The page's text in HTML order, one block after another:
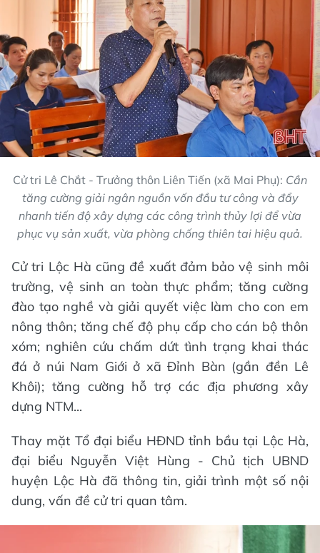
Cử tri Lê Chắt - Trưởng thôn Liên Tiến (xã Mai Phụ): Cần
tăng cường giải ngân nguồn vốn đầu tư công và đẩy
nhanh tiến độ xây dựng các công trình thủy lợi để vừa
phục vụ sản xuất, vừa phòng chống thiên tai hiệu quả.
Cử tri Lộc Hà cũng đề xuất đảm bảo vệ sinh môi
trường, vệ sinh an toàn thực phẩm; tăng cường
đào tạo nghề và giải quyết việc làm cho con em
nông thôn; tăng chế độ phụ cấp cho cán bộ thôn
xóm; nghiên cứu chấm dứt tình trạng khai thác
đá ở núi Nam Giới ở xã Đỉnh Bàn (gần đền Lê
Khôi); tăng cường hỗ trợ các địa phương xây
dựng NTM...
Thay mặt Tổ đại biểu HĐND tỉnh bầu tại Lộc Hà,
đại biểu Nguyễn Việt Hùng - Chủ tịch UBND
huyện Lộc Hà đã thông tin, giải trình một số nội
dung, vấn đề cử tri quan tâm.